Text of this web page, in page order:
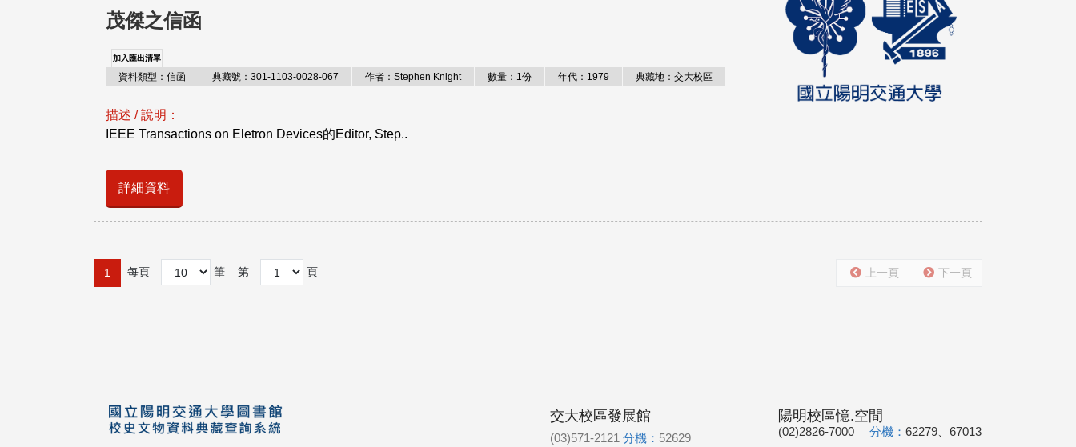
茂傑之信函
加入匯出清單
資料類型：信函 典藏號：301-1103-0028-067 作者：Stephen Knight 數量：1份 年代：1979 典藏地：交大校區
描述 / 說明：
IEEE Transactions on Eletron Devices的Editor, Step..
詳細資料
1 每頁 筆 第 頁 上一頁 下一頁
交大校區發展館
(03)571-2121 分機： 52629
陽明校區憶.空間
(02)2826-7000 分機： 62279、67013